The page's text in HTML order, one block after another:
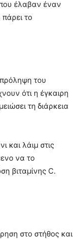
έλαβαν έναν
το
του
ότι η έγκαιρη
τη διάρκεια
και λάιμ στις
να το
βιταμίνης C.
στο στήθος και